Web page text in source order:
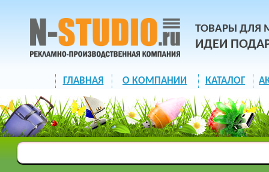
ТОВАРЫ ДЛЯ
ИДЕИ
ГЛАВНАЯ О КОМПАНИИ КАТАЛОГ